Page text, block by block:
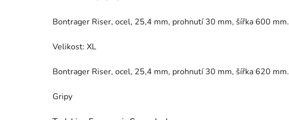
Bontrager Riser, ocel, 25,4 mm, prohnutí 30 mm, šířka 600 mm.
Velikost: XL
Bontrager Riser, ocel, 25,4 mm, prohnutí 30 mm, šířka 620 mm.
Gripy